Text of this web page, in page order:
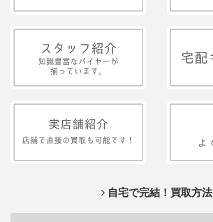
自宅で完結！買取方法